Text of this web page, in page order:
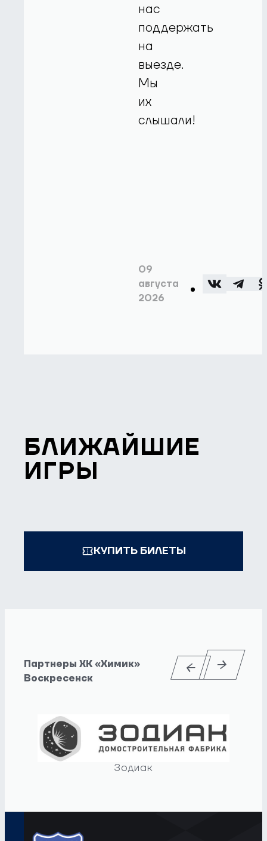
нас
поддержать
на
выезде.
Мы
их
слышали!
09
августа
2026
БЛИЖАЙШИЕ
ИГРЫ
КУПИТЬ БИЛЕТЫ
Партнеры ХК «Химик»
Воскресенск
Зодиак